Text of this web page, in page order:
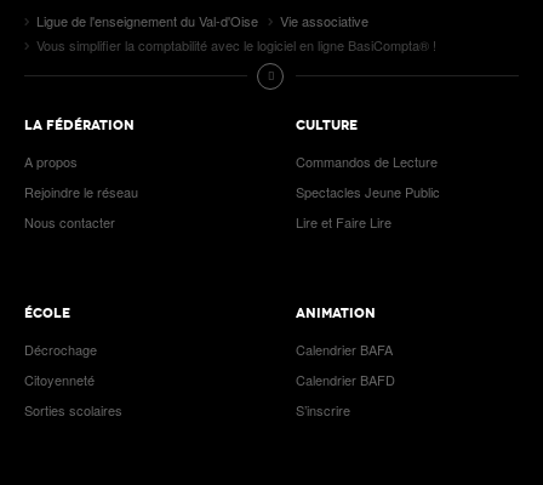
Ligue de l'enseignement du Val-d'Oise
Vie associative
Vous simplifier la comptabilité avec le logiciel en ligne BasiCompta® !
LA FÉDÉRATION
A propos
Rejoindre le réseau
Nous contacter
CULTURE
Commandos de Lecture
Spectacles Jeune Public
Lire et Faire Lire
ÉCOLE
Décrochage
Citoyenneté
Sorties scolaires
ANIMATION
Calendrier BAFA
Calendrier BAFD
S’inscrire